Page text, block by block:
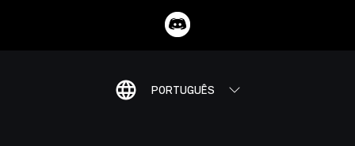
PORTUGUÊS